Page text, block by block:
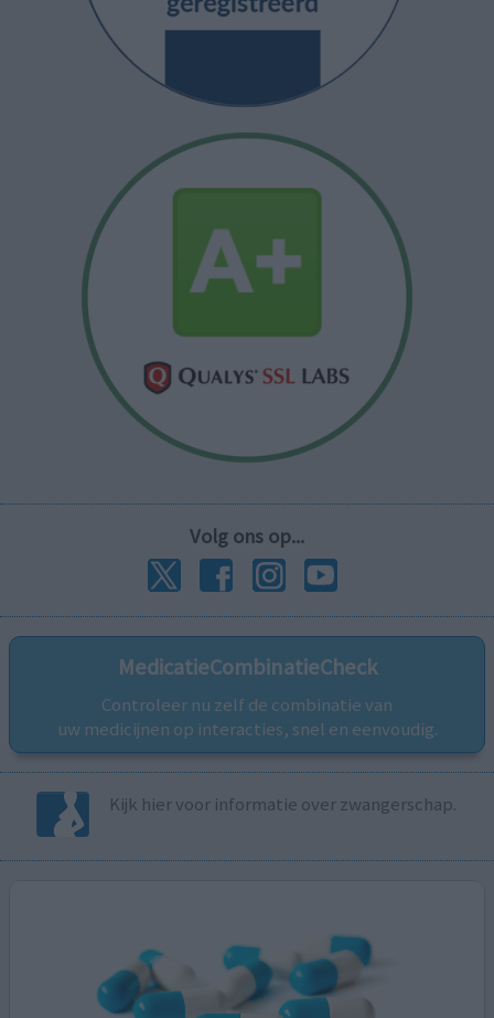
Volg ons op...
MedicatieCombinatieCheck
Controleer nu zelf de combinatie van
uw medicijnen op interacties, snel en eenvoudig.
Kijk hier voor informatie over zwangerschap.